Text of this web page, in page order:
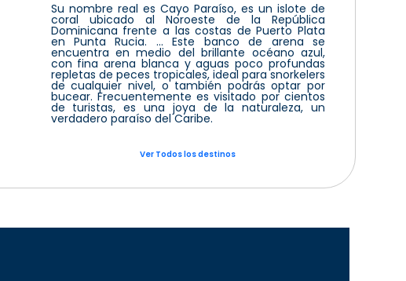
Su nombre real es Cayo Paraíso, es un islote de
coral ubicado al Noroeste de la República
Dominicana frente a las costas de Puerto Plata
en Punta Rucia. ... Este banco de arena se
encuentra en medio del brillante océano azul,
con fina arena blanca y aguas poco profundas
repletas de peces tropicales, ideal para snorkelers
de cualquier nivel, o también podrás optar por
bucear. Frecuentemente es visitado por cientos
de turistas, es una joya de la naturaleza, un
verdadero paraíso del Caribe.
Ver Todos los destinos